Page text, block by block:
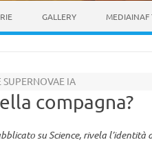
GALLERY MEDIAINAF
SUPERNOVAE IA
compagna?
su Science, rivela